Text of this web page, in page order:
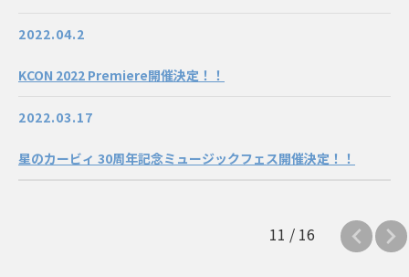
2022.04.2
KCON 2022 Premiere開催決定！！
2022.03.17
星のカービィ 30周年記念ミュージックフェス開催決定！！
11 / 16